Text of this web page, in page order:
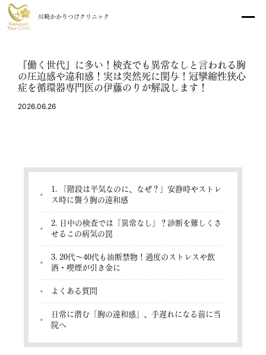
川崎かかりつけクリニック
診療予約
初診の方へ
医師紹介
院内紹介
料金表
よくある質問
お知らせ
（高血圧·脂質異常症
動悸·脈が飛ぶ
『働く世代』に多い！検査でも異常なしと言われる胸
の圧迫感や違和感！実は突然死に関与！冠攣縮性狭心
症を循環器専門医の伊藤のりが解説します！
2026.06.26
1. 「階段は平気なのに、なぜ？」安静時やストレ
ス時に襲う胸の違和感
2. 日中の検査では「異常なし」？診断を難しくさ
せるこの病気の罠
3. 20代〜40代も油断禁物！過度のストレスや飲
酒・喫煙が引き金に
よくある質問
日常に潜む「胸の違和感」、手遅れになる前に当
院へ